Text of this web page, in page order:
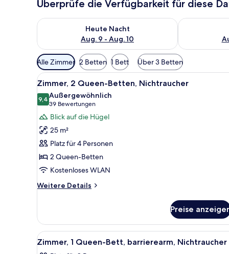
Überprüfe die Verfügbarkeit für diese
Heute Nacht
Aug. 9 - Aug. 10
Überprüfe die Verfügbarkeit für heute Nacht, Aug. 9
Überprüfe
Verfügbare
Filter
für
Zimmer
Alle Zimmer 2 Betten 1 Bett Über 3 Betten
Alle
Fotos
für
Zimmer,
2 Queen-
Betten,
Nichtraucher
anzeigen
Ein Hotelzimmer mit zwei
8
Zimmer, 2 Queen-Betten, Nichtraucher
9,49,4 von 10
Außergewöhnlich
39 Bewertungen
(39
Bewertungen)
Blick auf die Hügel
25 m²
Platz für 4 Personen
2 Queen-Betten
Kostenloses WLAN
Weitere Details
Weitere
2 Queen-
Betten,
Nichtraucher
Preise
Alle
Fotos
Ein Badezimmer mit
3
Zimmer, 1 Queen-Bett, barrierearm, Nichtraucher